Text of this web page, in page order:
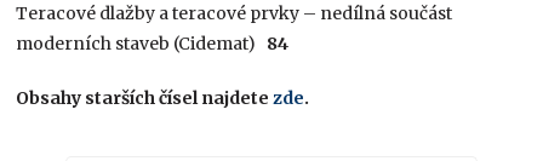
Teracové dlažby a teracové prvky – nedílná součást
moderních staveb (Cidemat) 84
Obsahy starších čísel najdete zde.